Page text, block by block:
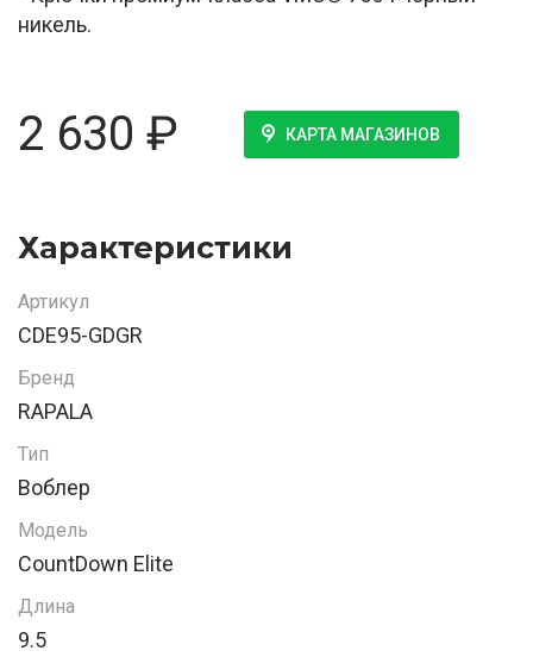
никель.
2 630 ₽ КАРТА МАГАЗИНОВ
Характеристики
Артикул
CDE95-GDGR
Бренд
RAPALA
Тип
Воблер
Модель
CountDown Elite
Длина
9.5